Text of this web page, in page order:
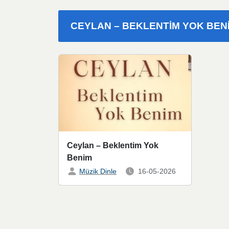
CEYLAN – BEKLENTIM YOK
Ceylan – Beklentim Yok
Benim
Müzik Dinle 16-05-2026